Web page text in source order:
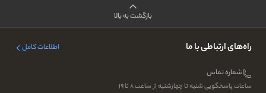
بازگشت به بالا
راه‌های ارتباطی با ما اطلاعات کامل
شماره تماس
ساعات پاسخگویی شنبه تا چهارشنبه از ساعت ۸ تا ۱۹